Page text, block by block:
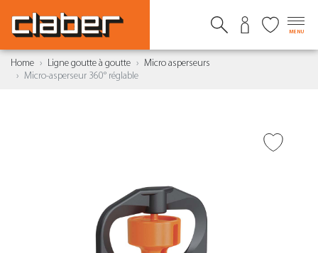
MENU
Home Ligne goutte à goutte
Micro asperseurs
Micro-asperseur 360° réglable